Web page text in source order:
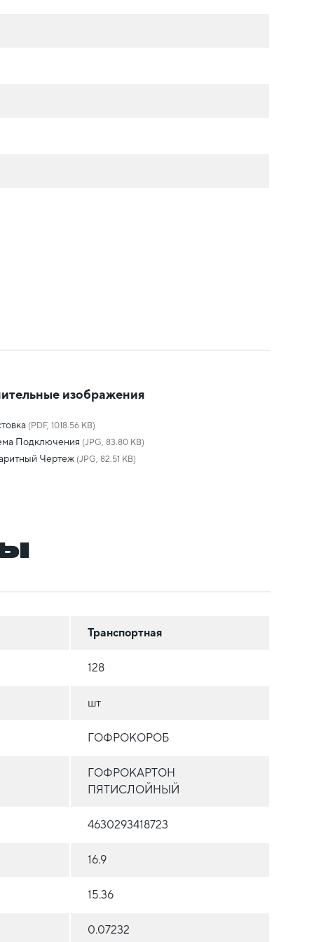
изображения
(PDF, 1018.56 KB)
Подключения (JPG, 83.80 KB)
Чертеж (JPG, 82.51 KB)
Транспортная
128
шт
ГОФРОКОРОБ
ГОФРОКАРТОН
ПЯТИСЛОЙНЫЙ
4630293418723
16.9
15.36
0.07232